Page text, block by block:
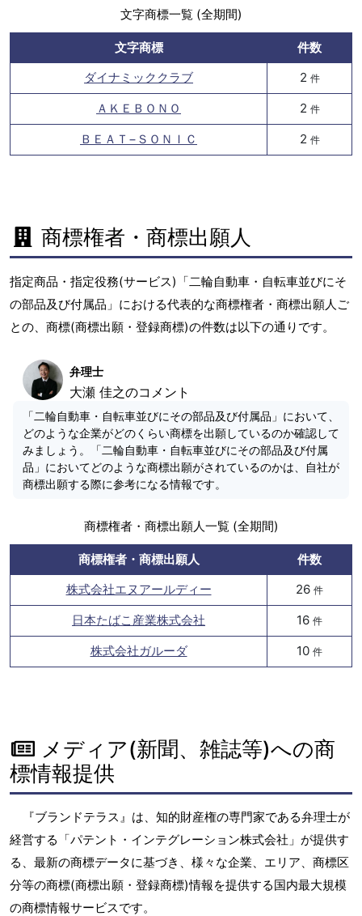
文字商標一覧 (全期間)
文字商標
件数
ダイナミッククラブ
2 件
ＡＫＥＢＯＮＯ 2 件
ＢＥＡＴ−ＳＯＮＩＣ 2 件
商標権者・商標出願人
指定商品・指定役務(サービス)「二輪自動車・自転車並びにそ
の部品及び付属品」における代表的な商標権者・商標出願人ご
との、商標(商標出願・登録商標)の件数は以下の通りです。
弁理士
大瀬 佳之のコメント
「二輪自動車・自転車並びにその部品及び付属品」において、
どのような企業がどのくらい商標を出願しているのか確認して
みましょう。「二輪自動車・自転車並びにその部品及び付属
品」においてどのような商標出願がされているのかは、自社が
商標出願する際に参考になる情報です。
商標権者・商標出願人一覧 (全期間)
商標権者・商標出願人
件数
株式会社エヌアールディー
26 件
日本たばこ産業株式会社 16 件
株式会社ガルーダ 10 件
メディア(新聞、雑誌等)への商
標情報提供
『ブランドテラス』は、知的財産権の専門家である弁理士が
経営する「パテント・インテグレーション株式会社」が提供す
る、最新の商標データに基づき、様々な企業、エリア、商標区
分等の商標(商標出願・登録商標)情報を提供する国内最大規模
の商標情報サービスです。